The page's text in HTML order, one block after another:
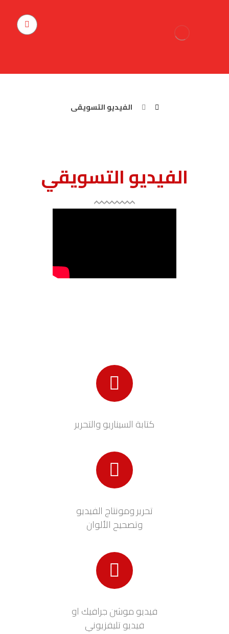
الفيديو التسويقى
الفيديو التسويقى
الفيديو التسويقي
كتابة السيناريو والتحرير
تحرير ومونتاج الفيديو
وتصحيح الألوان
فيديو موشن جرافيك او
فيديو تليفزيوني